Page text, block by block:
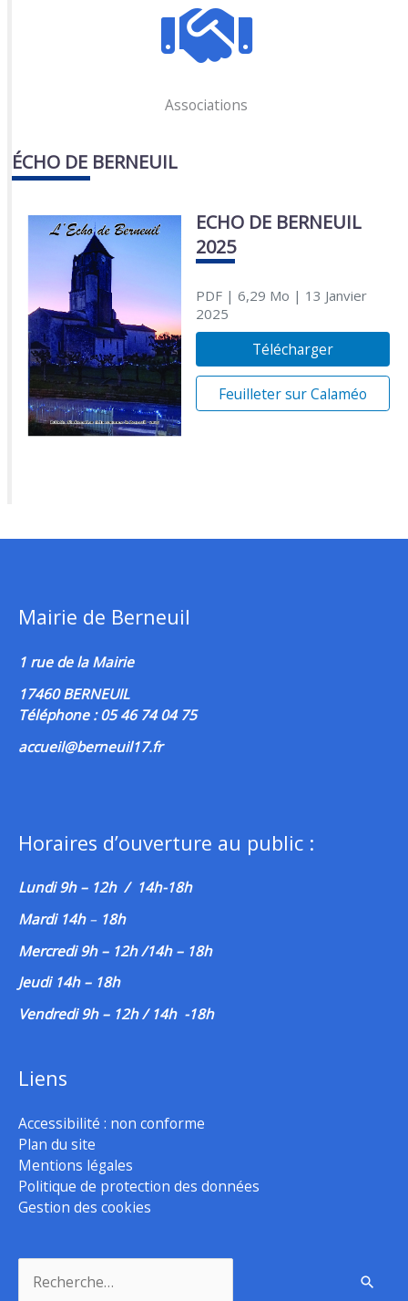
Associations
ÉCHO DE BERNEUIL
ECHO DE BERNEUIL
2025
PDF| 6,29 Mo | 13 Janvier
2025
Télécharger
Feuilleter sur Calaméo
Mairie de Berneuil
1 rue de la Mairie
17460 BERNEUIL
Téléphone : 05 46 74 04 75
accueil@berneuil17.fr
Horaires d’ouverture au public :
Lundi 9h – 12h / 14h-18h
Mardi 14h– 18h
Mercredi 9h – 12h /14h – 18h
Jeudi 14h – 18h
Vendredi 9h – 12h / 14h -18h
Liens
Accessibilité : non conforme
Plan du site
Mentions légales
Politique de protection des données
Gestion des cookies